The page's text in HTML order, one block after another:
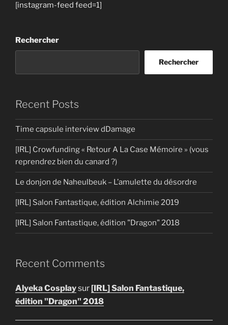
[instagram-feed feed=1]
Rechercher
Rechercher
Recent Posts
Time capsule interview dDamage
[IRL] Crowfunding « Retour A La Case Mémoire » (vous
reprendrez bien du canard ?)
Le donjon de Naheulbeuk – L’amulette du désordre
[IRL] Salon Fantastique, édition Alchimie 2019
[IRL] Salon Fantastique, édition "Dragon" 2018
Recent Comments
Alyeka Cosplaysur [IRL] Salon Fantastique,
édition "Dragon" 2018